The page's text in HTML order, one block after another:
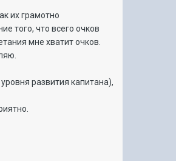
их грамотно
того, что всего очков
мне хватит очков.
развития капитана),